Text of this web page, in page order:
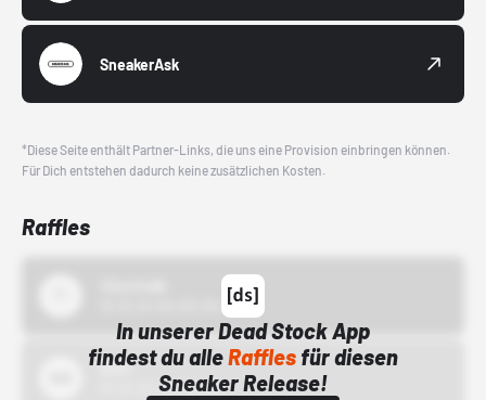
SneakerAsk
*Diese Seite enthält Partner-Links, die uns eine Provision einbringen können.
Für Dich entstehen dadurch keine zusätzlichen Kosten.
Raffles
In unserer Dead Stock App
findest du alleRafflesfür diesen
Sneaker Release!
Bstn
01.10.22 00:00 Uhr